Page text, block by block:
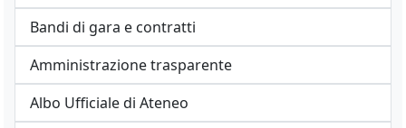
Bandi di gara e contratti
Amministrazione trasparente
Albo Ufficiale di Ateneo